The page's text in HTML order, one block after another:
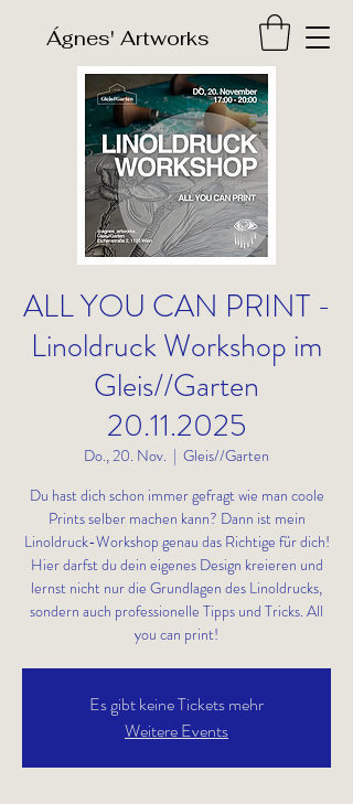
​Ágnes' Artworks
ALL YOU CAN PRINT -
Linoldruck Workshop im
Gleis//Garten
20.11.2025
Do., 20. Nov.
  |
Gleis//Garten
Du hast dich schon immer gefragt wie man coole
Prints selber machen kann? Dann ist mein
Linoldruck-Workshop genau das Richtige für dich!
Hier darfst du dein eigenes Design kreieren und
lernst nicht nur die Grundlagen des Linoldrucks,
sondern auch professionelle Tipps und Tricks. All
you can print!
Es gibt keine Tickets mehr
Weitere Events